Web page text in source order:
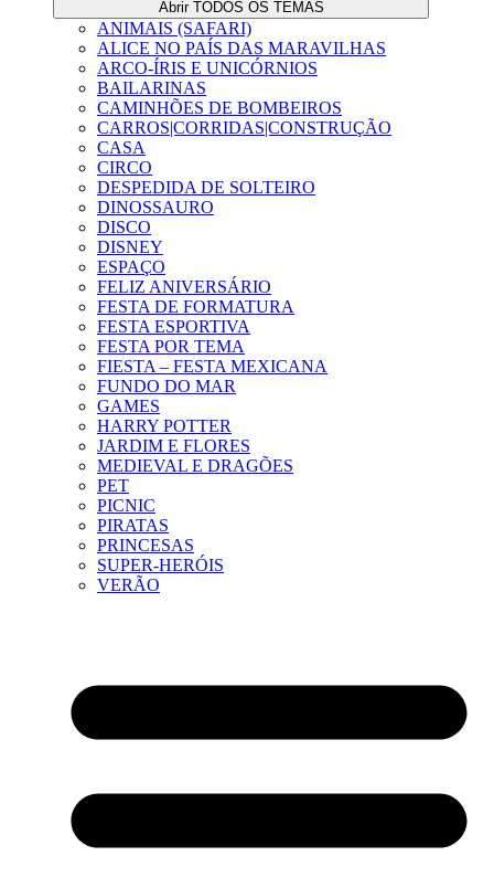
Abrir TODOS OS TEMAS
ANIMAIS (SAFARI)
ALICE NO PAÍS DAS MARAVILHAS
ARCO-ÍRIS E UNICÓRNIOS
BAILARINAS
CAMINHÕES DE BOMBEIROS
CARROS|CORRIDAS|CONSTRUÇÃO
CASA
CIRCO
DESPEDIDA DE SOLTEIRO
DINOSSAURO
DISCO
DISNEY
ESPAÇO
FELIZ ANIVERSÁRIO
FESTA DE FORMATURA
FESTA ESPORTIVA
FESTA POR TEMA
FIESTA – FESTA MEXICANA
FUNDO DO MAR
GAMES
HARRY POTTER
JARDIM E FLORES
MEDIEVAL E DRAGÕES
PET
PICNIC
PIRATAS
PRINCESAS
SUPER-HERÓIS
VERÃO